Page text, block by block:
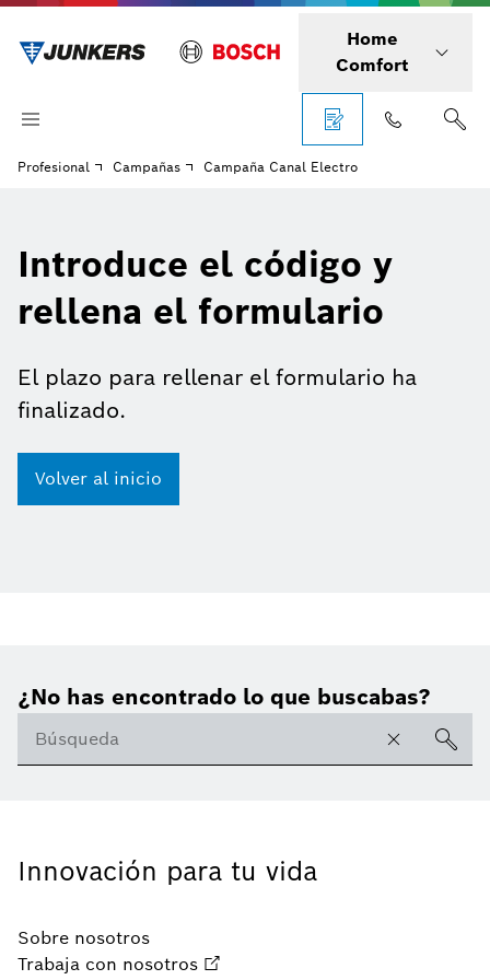
Home
Comfort
Profesional Campañas Campaña Canal Electro
Introduce el código y
rellena el formulario
El plazo para rellenar el formulario ha
finalizado.
Volver al inicio
¿No has encontrado lo que buscabas?
Innovación para tu vida
Sobre nosotros
Trabaja con nosotros